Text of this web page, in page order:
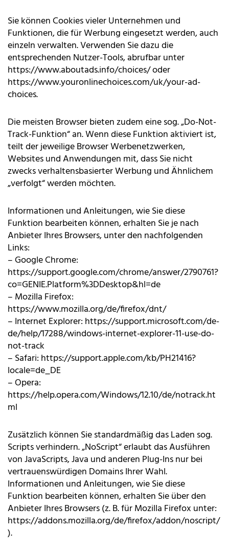
Sie können Cookies vieler Unternehmen und
Funktionen, die für Werbung eingesetzt werden, auch
einzeln verwalten. Verwenden Sie dazu die
entsprechenden Nutzer-Tools, abrufbar unter
https://www.aboutads.info/choices/oder
https://www.youronlinechoices.com/uk/your-ad-
choices.
Die meisten Browser bieten zudem eine sog. „Do-Not-
Track-Funktion“ an. Wenn diese Funktion aktiviert ist,
teilt der jeweilige Browser Werbenetzwerken,
Websites und Anwendungen mit, dass Sie nicht
zwecks verhaltensbasierter Werbung und Ähnlichem
„verfolgt“ werden möchten.
Informationen und Anleitungen, wie Sie diese
Funktion bearbeiten können, erhalten Sie je nach
Anbieter Ihres Browsers, unter den nachfolgenden
Links:
– Google Chrome:
https://support.google.com/chrome/answer/2790761?
co=GENIE.Platform%3DDesktop&hl=de
– Mozilla Firefox:
https://www.mozilla.org/de/firefox/dnt/
– Internet Explorer: https://support.microsoft.com/de-
de/help/17288/windows-internet-explorer-11-use-do-
not-track
– Safari: https://support.apple.com/kb/PH21416?
locale=de_DE
– Opera:
https://help.opera.com/Windows/12.10/de/notrack.ht
ml
Zusätzlich können Sie standardmäßig das Laden sog.
Scripts verhindern. „NoScript“ erlaubt das Ausführen
von JavaScripts, Java und anderen Plug-Ins nur bei
vertrauenswürdigen Domains Ihrer Wahl.
Informationen und Anleitungen, wie Sie diese
Funktion bearbeiten können, erhalten Sie über den
Anbieter Ihres Browsers (z. B. für Mozilla Firefox unter:
https://addons.mozilla.org/de/firefox/addon/noscript/
).